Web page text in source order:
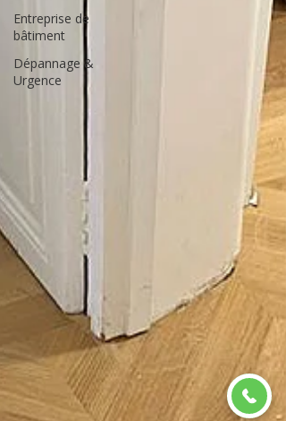
Entreprise de
bâtiment
Dépannage &
Urgence